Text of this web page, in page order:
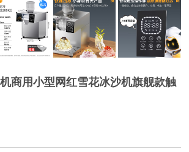
商用小型网红雪花冰沙机旗舰款触